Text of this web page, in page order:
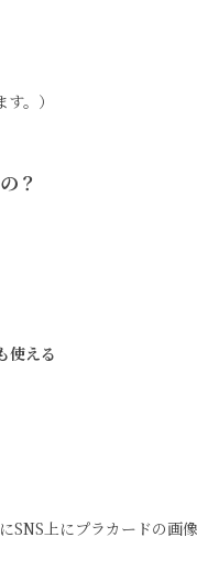
。）
？
使える
上にプラカードの画